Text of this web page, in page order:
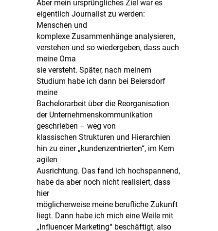
Aber mein ursprüngliches Ziel war es
eigentlich Journalist zu werden:
Menschen und
komplexe Zusammenhänge analysieren,
verstehen und so wiedergeben, dass auch
meine Oma
sie versteht. Später, nach meinem
Studium habe ich dann bei Beiersdorf
meine
Bachelorarbeit über die Reorganisation
der Unternehmenskommunikation
geschrieben – weg von
klassischen Strukturen und Hierarchien
hin zu einer „kundenzentrierten“, im Kern
agilen
Ausrichtung. Das fand ich hochspannend,
habe da aber noch nicht realisiert, dass
hier
möglicherweise meine berufliche Zukunft
liegt. Dann habe ich mich eine Weile mit
„Influencer Marketing“ beschäftigt, also